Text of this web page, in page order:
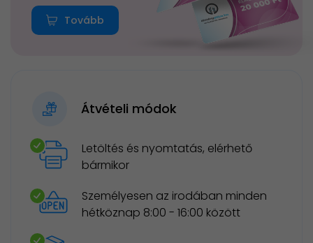
Tovább
Átvételi módok
Letöltés és nyomtatás, elérhető
bármikor
Személyesen az irodában minden
hétköznap 8:00 - 16:00 között